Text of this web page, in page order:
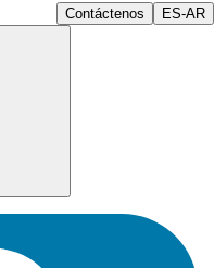
Contáctenos ES-AR